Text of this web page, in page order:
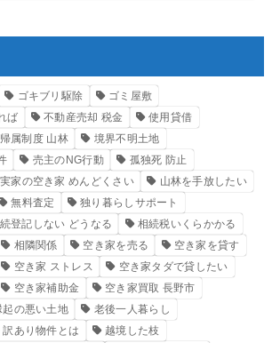
ゴキブリ駆除
ゴミ屋敷
ば
不動産売却 税金
使用貸借
属制度 山林
境界不明土地
売主のNG行動
孤独死 防止
実家の空き家 めんどくさい
山林を手放したい
無料査定
独り暮らしサポート
登記しない どうなる
相続税いくらかかる
相隣関係 空き家を売る
空き家を貸す
空き家 ストレス
空き家タダで貸したい
空き家補助金
空き家買取 長野市
起の悪い土地
老後一人暮らし
訳あり物件とは 越境した枝